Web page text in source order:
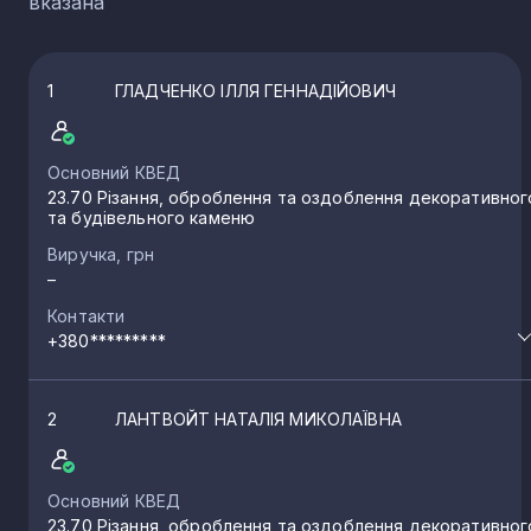
1 ГЛАДЧЕНКО ІЛЛЯ ГЕННАДІЙОВИЧ
Основний КВЕД
23.70 Різання, оброблення та оздоблення
та будівельного каменю
Виручка, грн
–
Контакти
+380*********
2 ЛАНТВОЙТ НАТАЛІЯ МИКОЛАЇВНА
Основний КВЕД
23.70 Різання, оброблення та оздоблення